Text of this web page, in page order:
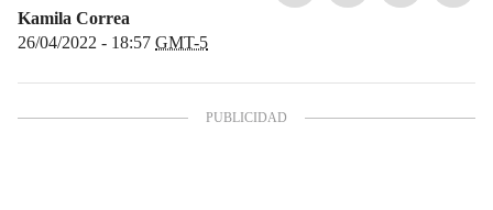
Kamila Correa
26/04/2022 - 18:57 GMT-5